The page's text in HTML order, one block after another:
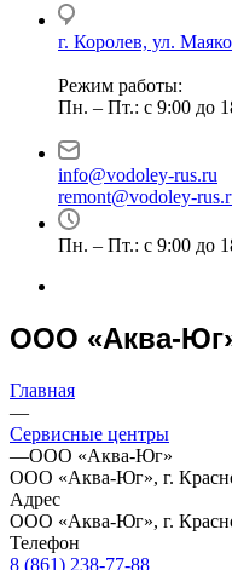
г. Королев, ул.
Режим работы:
Пн. – Пт.: с 9:00 до
info@vodoley-rus.ru
remont@vodoley-
Пн. – Пт.: с 9:00 до
ООО «Аква-
Главная
—
Сервисные центры
—ООО «Аква-Юг»
ООО «Аква-Юг», г.
Адрес
ООО «Аква-Юг», г.
Телефон
8 (861) 238-77-88